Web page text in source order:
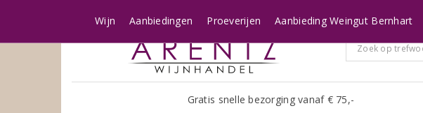
Gratis snelle bezorging vanaf € 75,-
Wijn Aanbiedingen Proeverijen Aanbieding Weingut Bernhart